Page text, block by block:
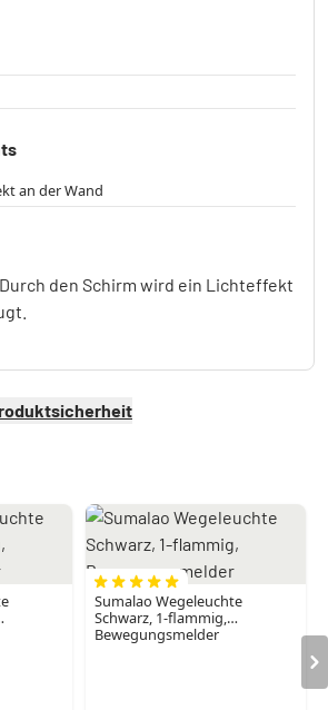
an der Wand
den Schirm wird ein Lichteffekt
Sumalao Wegeleuchte
Schwarz, 1-flammig,
Bewegungsmelder